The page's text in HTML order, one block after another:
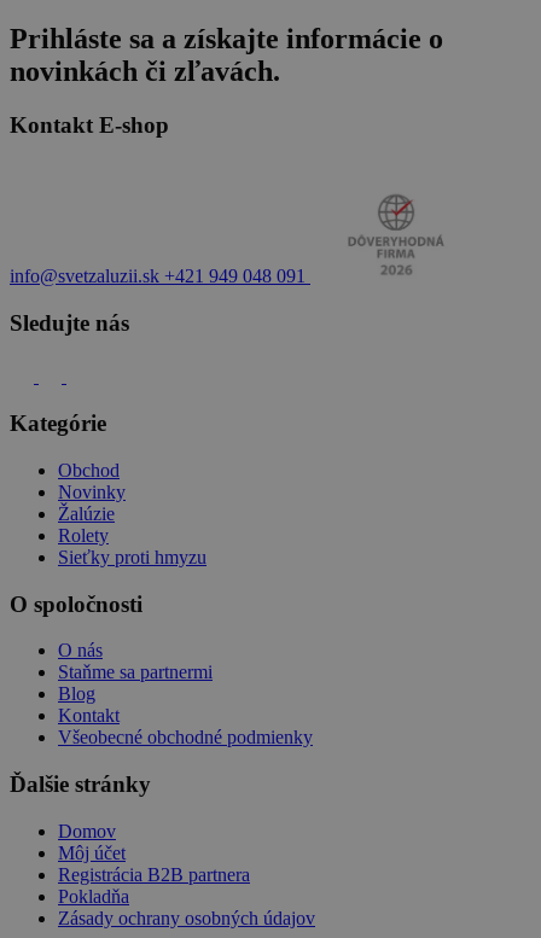
Prihláste sa a získajte informácie o
novinkách či zľavách.
Kontakt E-shop
info@svetzaluzii.sk +421 949 048 091
Sledujte nás
Kategórie
Obchod
Novinky
Žalúzie
Rolety
Sieťky proti hmyzu
O spoločnosti
O nás
Staňme sa partnermi
Blog
Kontakt
Všeobecné obchodné podmienky
Ďalšie stránky
Domov
Môj účet
Registrácia B2B partnera
Pokladňa
Zásady ochrany osobných údajov